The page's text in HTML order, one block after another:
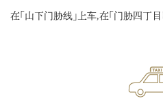
在「山下门胁线」上车,在「门胁四丁